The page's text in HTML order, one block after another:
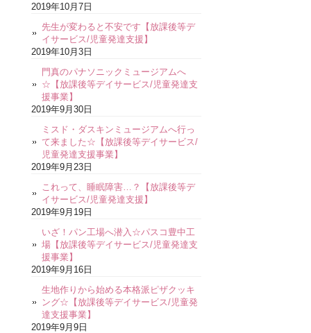
2019年10月7日
先生が変わると不安です【放課後等デ
イサービス/児童発達支援】
2019年10月3日
門真のパナソニックミュージアムへ
☆【放課後等デイサービス/児童発達支
援事業】
2019年9月30日
ミスド・ダスキンミュージアムへ行っ
て来ました☆【放課後等デイサービス/
児童発達支援事業】
2019年9月23日
これって、睡眠障害…？【放課後等デ
イサービス/児童発達支援】
2019年9月19日
いざ！パン工場へ潜入☆パスコ豊中工
場【放課後等デイサービス/児童発達支
援事業】
2019年9月16日
生地作りから始める本格派ピザクッキ
ング☆【放課後等デイサービス/児童発
達支援事業】
2019年9月9日